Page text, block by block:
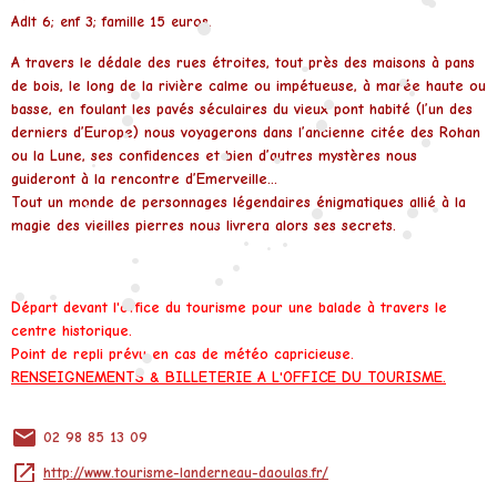
Adlt 6; enf 3; famille 15 euros.
A travers le dédale des rues étroites, tout près des maisons à pans
de bois, le long de la rivière calme ou impétueuse, à marée haute ou
basse, en foulant les pavés séculaires du vieux pont habité (l’un des
derniers d’Europe) nous voyagerons dans l’ancienne citée des Rohan
ou la Lune, ses confidences et bien d’autres mystères nous
guideront à la rencontre d’Emerveille…
Tout un monde de personnages légendaires énigmatiques allié à la
magie des vieilles pierres nous livrera alors ses secrets.
Départ devant l'office du tourisme pour une balade à travers le
centre historique.
Point de repli prévu en cas de météo capricieuse.
RENSEIGNEMENTS & BILLETERIE A L'OFFICE DU TOURISME.
02 98 85 13 09
http://www.tourisme-landerneau-daoulas.fr/
• •
•
•
•
•
•
• •
•
•
•
•
•
•
• •
•
•
•
•